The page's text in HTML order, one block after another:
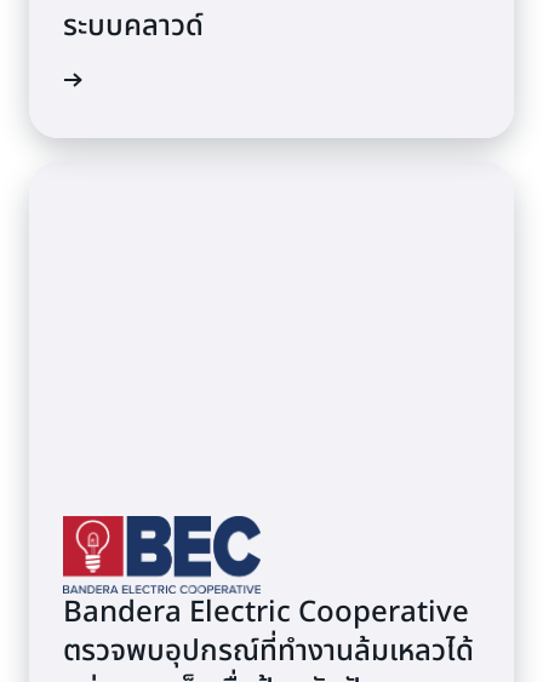
ระบบคลาวด์
Bandera Electric Cooperative
ตรวจพบอุปกรณ์ที่ทำงานล้มเหลวได้